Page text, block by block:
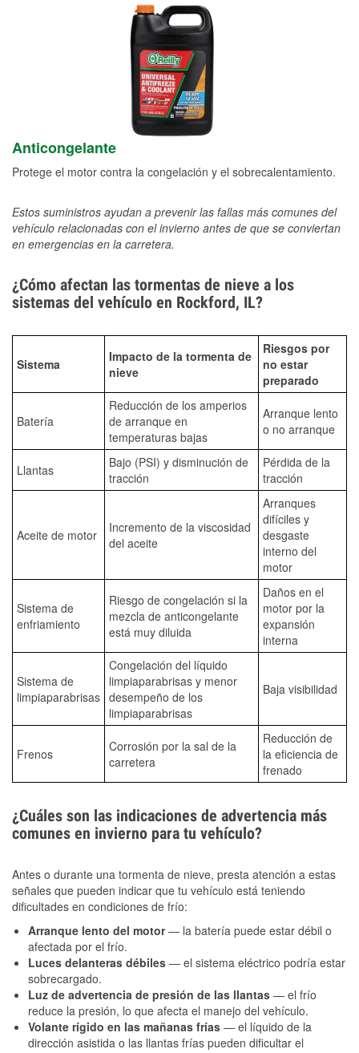
Anticongelante
Protege el motor contra la congelación y el sobrecalentamiento.
Estos suministros ayudan a prevenir las fallas más comunes del
vehículo relacionadas con el invierno antes de que se conviertan
en emergencias en la carretera.
¿Cómo afectan las tormentas de nieve a los
sistemas del vehículo en Rockford, IL?
Sistema
Impacto de la tormenta de
nieve
Riesgos por
no estar
preparado
Batería
Reducción de los amperios
de arranque en
temperaturas bajas
Arranque lento
o no arranque
Llantas
Bajo (PSI) y disminución de
tracción
Pérdida de la
tracción
Aceite de motor
Incremento de la viscosidad
del aceite
Arranques
difíciles y
desgaste
interno del
motor
Sistema de
enfriamiento
Riesgo de congelación si la
mezcla de anticongelante
está muy diluida
Daños en el
motor por la
expansión
interna
Sistema de
limpiaparabrisas
Congelación del líquido
limpiaparabrisas y menor
desempeño de los
limpiaparabrisas
Baja visibilidad
Frenos
Corrosión por la sal de la
carretera
Reducción de
la eficiencia de
frenado
¿Cuáles son las indicaciones de advertencia más
comunes en invierno para tu vehículo?
Antes o durante una tormenta de nieve, presta atención a estas
señales que pueden indicar que tu vehículo está teniendo
dificultades en condiciones de frío:
Arranque lento del motor— la batería puede estar débil o
afectada por el frío.
Luces delanteras débiles — el sistema eléctrico podría estar
sobrecargado.
Luz de advertencia de presión de las llantas — el frío
reduce la presión, lo que afecta el manejo del vehículo.
Volante rígido en las mañanas frías — el líquido de la
dirección asistida o las llantas frías pueden dificultar el